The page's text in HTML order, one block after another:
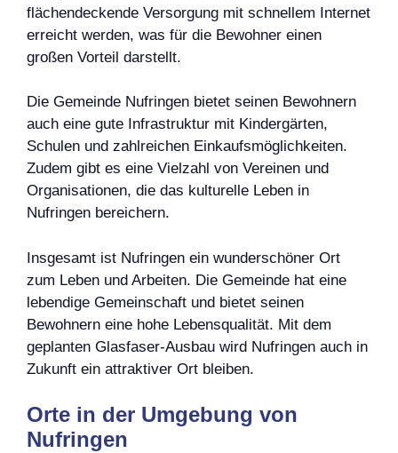
flächendeckende Versorgung mit schnellem Internet
erreicht werden, was für die Bewohner einen
großen Vorteil darstellt.
Die Gemeinde Nufringen bietet seinen Bewohnern
auch eine gute Infrastruktur mit Kindergärten,
Schulen und zahlreichen Einkaufsmöglichkeiten.
Zudem gibt es eine Vielzahl von Vereinen und
Organisationen, die das kulturelle Leben in
Nufringen bereichern.
Insgesamt ist Nufringen ein wunderschöner Ort
zum Leben und Arbeiten. Die Gemeinde hat eine
lebendige Gemeinschaft und bietet seinen
Bewohnern eine hohe Lebensqualität. Mit dem
geplanten Glasfaser-Ausbau wird Nufringen auch in
Zukunft ein attraktiver Ort bleiben.
Orte in der Umgebung von
Nufringen